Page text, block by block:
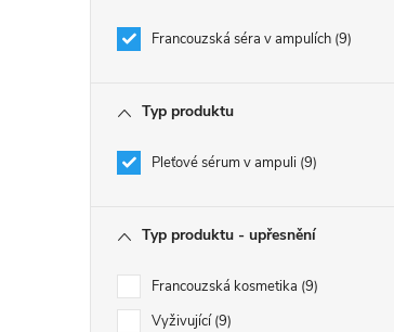
Francouzská séra v ampulích 9
Typ produktu
Pleťové sérum v ampuli 9
Typ produktu - upřesnění
Francouzská kosmetika 9
Vyživující 9